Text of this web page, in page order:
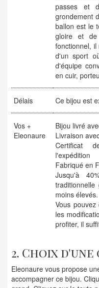
passes et
grondement
ballon est le
gloire et de
fonctionnel,
d'un sport
d'équipe
en cuir,
Délais Ce bijou est
Vos +
Eleonaure
Bijou livré
Livraison
Certificat
l'expédition
Fabriqué en
Jusqu'à
moins élevés.
Vous
les
profiter, il
2. Choix
Eleonaure vous propose
accompagner ce bijou.